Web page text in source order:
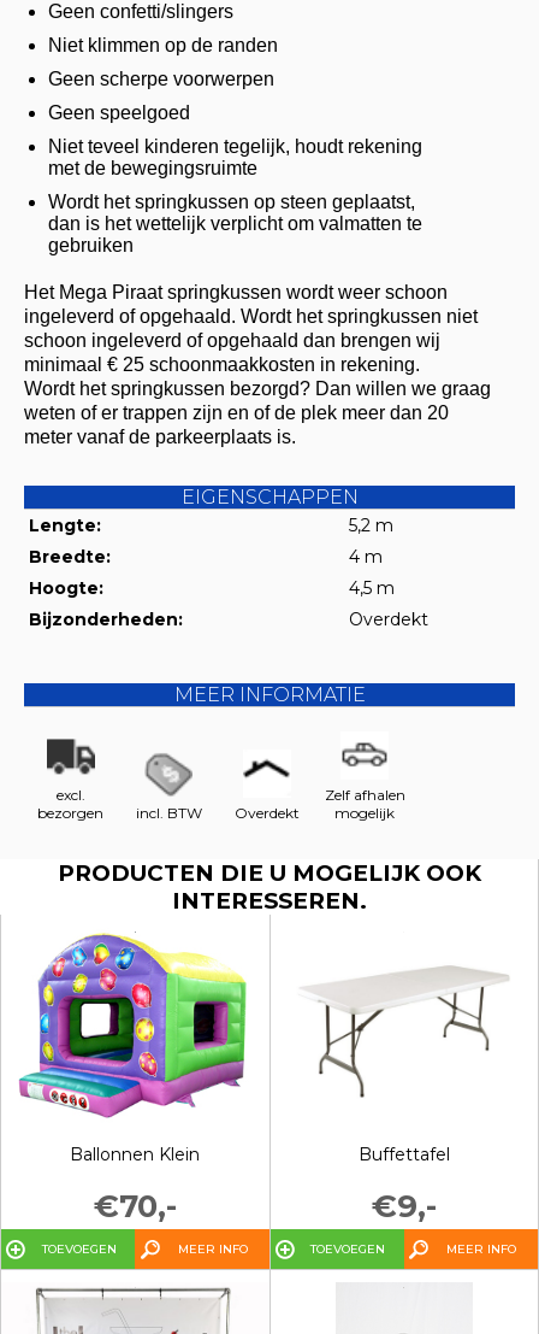
Geen confetti/slingers
Niet klimmen op de randen
Geen scherpe voorwerpen
Geen speelgoed
Niet teveel kinderen tegelijk, houdt rekening
met de bewegingsruimte
Wordt het springkussen op steen geplaatst,
dan is het wettelijk verplicht om valmatten te
gebruiken
Het Mega Piraat springkussen wordt weer schoon
ingeleverd of opgehaald. Wordt het springkussen niet
schoon ingeleverd of opgehaald dan brengen wij
minimaal € 25 schoonmaakkosten in rekening.
Wordt het springkussen bezorgd? Dan willen we graag
weten of er trappen zijn en of de plek meer dan 20
meter vanaf de parkeerplaats is.
EIGENSCHAPPEN
Lengte:
5,2 m
Breedte:
4 m
Hoogte:
4,5 m
Bijzonderheden:
Overdekt
MEER INFORMATIE
excl.
bezorgen
incl. BTW Overdekt
Zelf afhalen
mogelijk
PRODUCTEN DIE U MOGELIJK OOK
INTERESSEREN.
Ballonnen Klein
€70,-
TOEVOEGEN MEER INFO
Buffettafel
€9,-
TOEVOEGEN MEER INFO